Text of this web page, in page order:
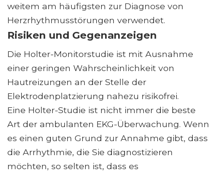
weitem am häufigsten zur Diagnose von
Herzrhythmusstörungen verwendet.
Risiken und Gegenanzeigen
Die Holter-Monitorstudie ist mit Ausnahme
einer geringen Wahrscheinlichkeit von
Hautreizungen an der Stelle der
Elektrodenplatzierung nahezu risikofrei.
Eine Holter-Studie ist nicht immer die beste
Art der ambulanten EKG-Überwachung. Wenn
es einen guten Grund zur Annahme gibt, dass
die Arrhythmie, die Sie diagnostizieren
möchten, so selten ist, dass es